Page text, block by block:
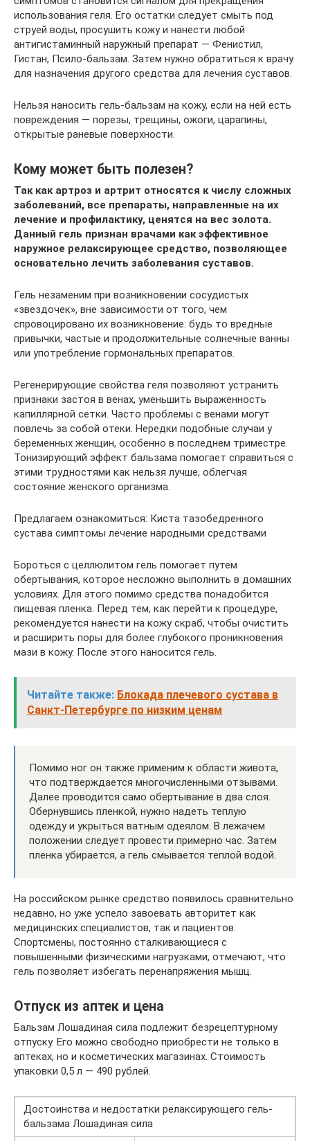
использования геля. Его остатки следует смыть под
струей воды, просушить кожу и нанести любой
антигистаминный наружный препарат — Фенистил,
Гистан, Псило-бальзам. Затем нужно обратиться к врачу
для назначения другого средства для лечения суставов.
Нельзя наносить гель-бальзам на кожу, если на ней есть
повреждения — порезы, трещины, ожоги, царапины,
открытые раневые поверхности.
Кому может быть полезен?
Так как артроз и артрит относятся к числу сложных
заболеваний, все препараты, направленные на их
лечение и профилактику, ценятся на вес золота.
Данный гель признан врачами как эффективное
наружное релаксирующее средство, позволяющее
основательно лечить заболевания суставов.
Гель незаменим при возникновении сосудистых
«звездочек», вне зависимости от того, чем
спровоцировано их возникновение: будь то вредные
привычки, частые и продолжительные солнечные ванны
или употребление гормональных препаратов.
Регенерирующие свойства геля позволяют устранить
признаки застоя в венах, уменьшить выраженность
капиллярной сетки. Часто проблемы с венами могут
повлечь за собой отеки. Нередки подобные случаи у
беременных женщин, особенно в последнем триместре.
Тонизирующий эффект бальзама помогает справиться с
этими трудностями как нельзя лучше, облегчая
состояние женского организма.
Предлагаем ознакомиться: Киста тазобедренного
сустава симптомы лечение народными средствами
Бороться с целлюлитом гель помогает путем
обертывания, которое несложно выполнить в домашних
условиях. Для этого помимо средства понадобится
пищевая пленка. Перед тем, как перейти к процедуре,
рекомендуется нанести на кожу скраб, чтобы очистить
и расширить поры для более глубокого проникновения
мази в кожу. После этого наносится гель.
Читайте также: Блокада плечевого сустава в
Санкт-Петербурге по низким ценам
Помимо ног он также применим к области живота,
что подтверждается многочисленными отзывами.
Далее проводится само обертывание в два слоя.
Обернувшись пленкой, нужно надеть теплую
одежду и укрыться ватным одеялом. В лежачем
положении следует провести примерно час. Затем
пленка убирается, а гель смывается теплой водой.
На российском рынке средство появилось сравнительно
недавно, но уже успело завоевать авторитет как
медицинских специалистов, так и пациентов.
Спортсмены, постоянно сталкивающиеся с
повышенными физическими нагрузками, отмечают, что
гель позволяет избегать перенапряжения мышц.
Отпуск из аптек и цена
Бальзам Лошадиная сила подлежит безрецептурному
отпуску. Его можно свободно приобрести не только в
аптеках, но и косметических магазинах. Стоимость
упаковки 0,5 л — 490 рублей.
Достоинства и недостатки релаксирующего гель-
бальзама Лошадиная сила